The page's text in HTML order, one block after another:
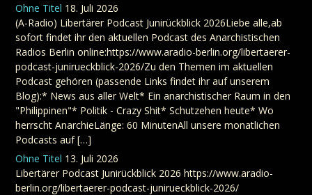
Ohne Titel 18. Juli 2026
(A-Radio) Libertärer Podcast Junirückblick 2026Liebe alle,ab
sofort findet ihr den aktuellen Podcast des Anarchistischen
Radios Berlin online:https://www.aradio-berlin.org/libertaerer-
podcast-junirueckblick-2026/Zu den Themen im aktuellen
Podcast gehören (passende Links findet ihr auf unserem
Blog):* News aus aller Welt* Ein anarchistischer Raum in den
"Philippinen"* Politik - Crazy Shit* Schutzehen heute* Wo
herrscht AnarchieLänge: 60 MinutenAll unsere monatlichen
Podcasts auf […]
Ohne Titel 13. Juli 2026
Libertärer Podcast Junirückblick 2026 https://www.aradio-
berlin.org/libertaerer-podcast-junirueckblick-2026/